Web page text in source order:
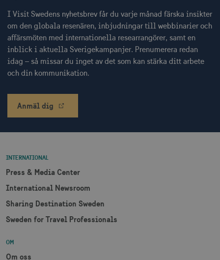
I Visit Swedens nyhetsbrev får du varje månad färska insikter
om den globala resenären, inbjudningar till webbinarier och
affärsmöten med internationella researrangörer, samt en
inblick i aktuella Sverigekampanjer. Prenumerera redan
idag – så missar du inget av det som kan stärka ditt arbete
och din kommunikation.
Anmäl dig
INTERNATIONAL
Press & Media Center
International Newsroom
Sharing Destination Sweden
Sweden for Travel Professionals
OM
Om oss
Inriktning
Funktioner
Strikt nödvändiga cookies tillåter
webbplatsfunktioner som användarinloggning
och kontohantering men bidrar även till en
säker webbplats. Webbplatsen kan inte
användas ordentligt utan strikt nödvändiga
cookies.
csrftoken
deprecation